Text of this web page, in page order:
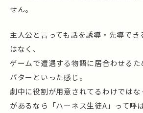
せん。
主人公と言っても話を誘導・先導で
はなく、
ゲームで遭遇する物語に居合わせる
バターといった感じ。
劇中に役割が用意されてるわけでは
があるなら「ハーネス生徒A」って呼